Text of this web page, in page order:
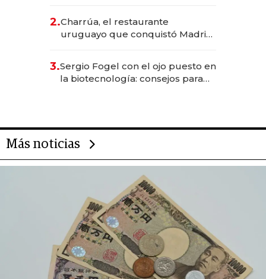
millones
2.Charrúa, el restaurante
uruguayo que conquistó Madrid:
anticipación y prepara apertura
3.Sergio Fogel con el ojo puesto en
la biotecnología: consejos para
Más noticias